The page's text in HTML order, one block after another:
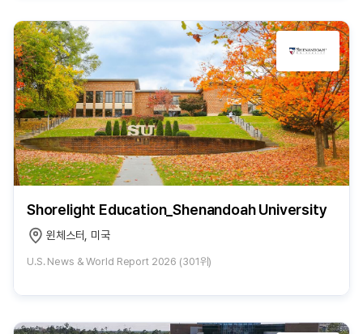
Shorelight Education_Shenandoah University
윈체스터, 미국
U.S. News & World Report 2026 (301위)